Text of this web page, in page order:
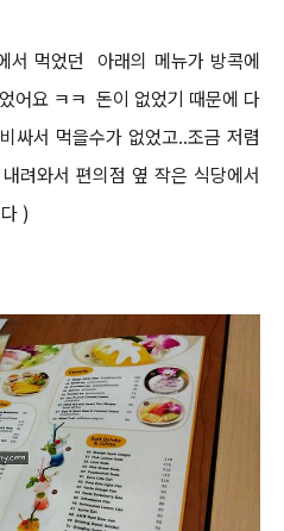
서 먹었던 아래의 메뉴가 방콕에
어요 ㅋㅋ 돈이 없었기 때문에 다
싸서 먹을수가 없었고..조금 저렴
려와서 편의점 옆 작은 식당에서
)